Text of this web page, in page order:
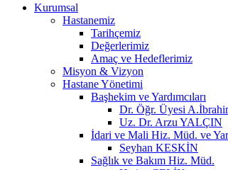
Kurumsal
Hastanemiz
Tarihçemiz
Değerlerimiz
Amaç ve Hedeflerimiz
Misyon & Vizyon
Hastane Yönetimi
Başhekim ve Yardımcıları
Dr. Öğr. Üyesi
Uz. Dr. Arzu YALÇIN
İdari ve Mali Hiz. Müd. ve
Seyhan KESKİN
Sağlık ve Bakım Hiz. Müd.